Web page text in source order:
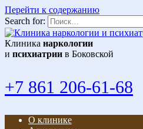
Перейти к содержанию
Search for:
Клиника наркологии
и психиатрии в Боковской
+7 861 206-61-68
О клинике